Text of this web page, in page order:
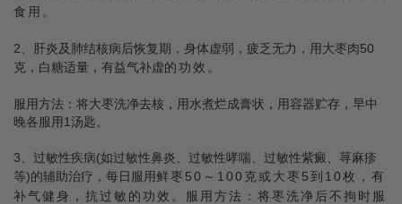
食用。
2、肝炎及肺结核病后恢复期，身体虚弱，疲乏无力，用大枣肉50
克，白糖适量，有益气补虚的功效。
服用方法：将大枣洗净去核，用水煮烂成膏状，用容器贮存，早中
晚各服用1汤匙。
3、过敏性疾病(如过敏性鼻炎、过敏性哮喘、过敏性紫癜、荨麻疹
等)的辅助治疗，每日服用鲜枣50～100克或大枣5到10枚，有
补气健身，抗过敏的功效。服用方法：将枣洗净后不拘 时服